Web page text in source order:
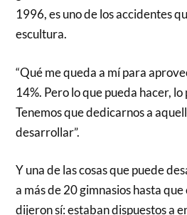
1996, es uno de los accidentes
escultura.
“Qué me queda a mí para
14%. Pero lo que pueda hacer,
Tenemos que dedicarnos a
desarrollar”.
Y una de las cosas que puede
a más de 20 gimnasios hasta
dijeron sí: estaban dispuestos a